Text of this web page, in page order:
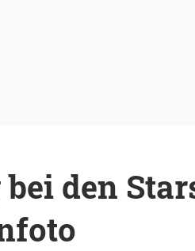
den